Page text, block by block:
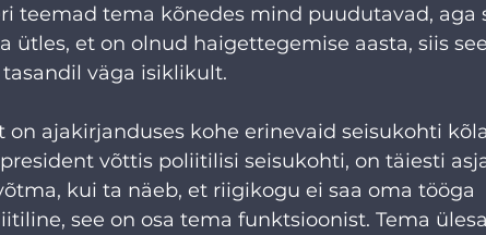
teemad tema kõnedes mind puudutavad, aga
ütles, et on olnud haigettegemise aasta, siis see
väga isiklikult.
on ajakirjanduses kohe erinevaid seisukohti
võttis poliitilisi seisukohti, on täiesti
kui ta näeb, et riigikogu ei saa oma tööga
see on osa tema funktsioonist. Tema